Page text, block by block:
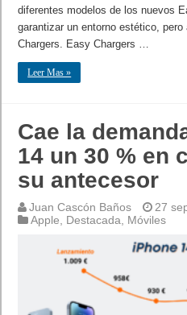
diferentes modelos de los nuevos
garantizar un entorno estético,
Chargers. Easy Chargers …
Leer Mas »
Cae la
14 un 30 % en
su antecesor
Juan Cascón Baños
27
Apple
Destacada Móviles